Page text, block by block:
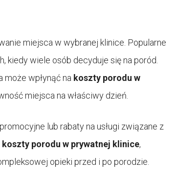
miejsca w wybranej klinice. Popularne
kiedy wiele osób decyduje się na poród.
wpłynąć na koszty porodu w
miejsca na właściwy dzień.
lub rabaty na usługi związane z
porodu w prywatnej klinice,
opieki przed i po porodzie.